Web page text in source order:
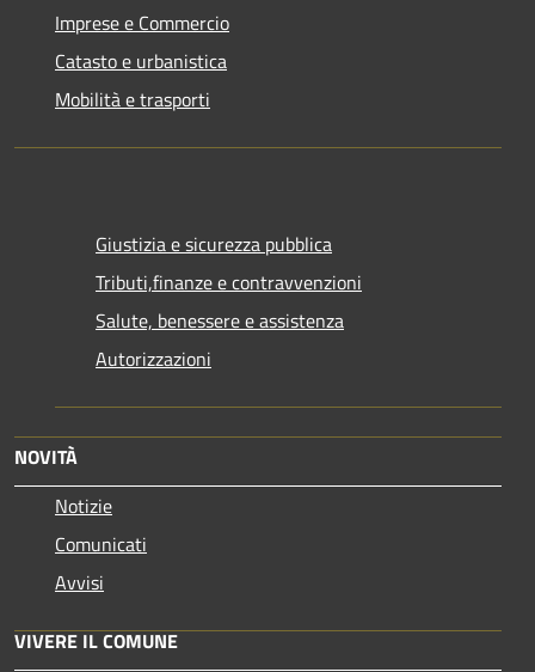
Imprese e Commercio
Catasto e urbanistica
Mobilità e trasporti
Giustizia e sicurezza pubblica
Tributi,finanze e contravvenzioni
Salute, benessere e assistenza
Autorizzazioni
NOVITÀ
Notizie
Comunicati
Avvisi
VIVERE IL COMUNE